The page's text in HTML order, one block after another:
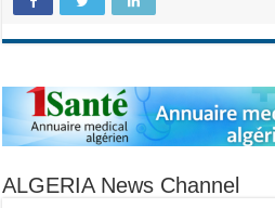
ALGERIA News Channel